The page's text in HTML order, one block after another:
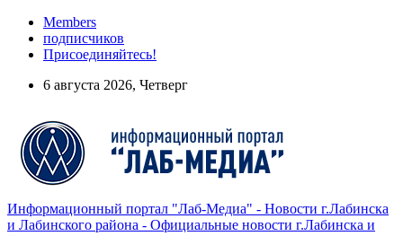
Members
подписчиков
Присоединяйтесь!
6 августа 2026, Четверг
Информационный портал "Лаб-Медиа" - Новости г.Лабинска
и Лабинского района - Официальные новости г.Лабинска и